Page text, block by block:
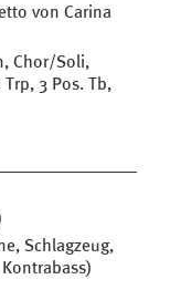
von Carina
Chor/Soli,
3 Pos. Tb,
Schlagzeug,